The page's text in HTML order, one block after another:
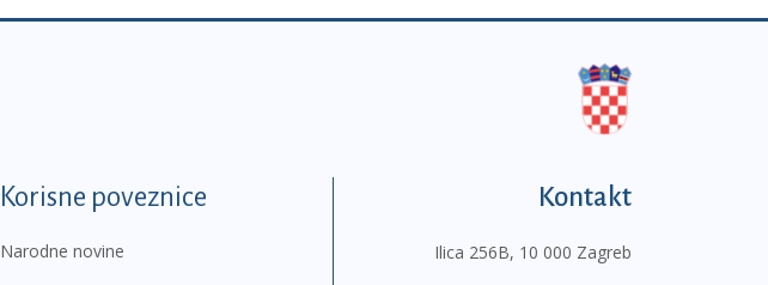
Korisne poveznice
Narodne novine
Kontakt
Ilica 256B, 10 000 Zagreb